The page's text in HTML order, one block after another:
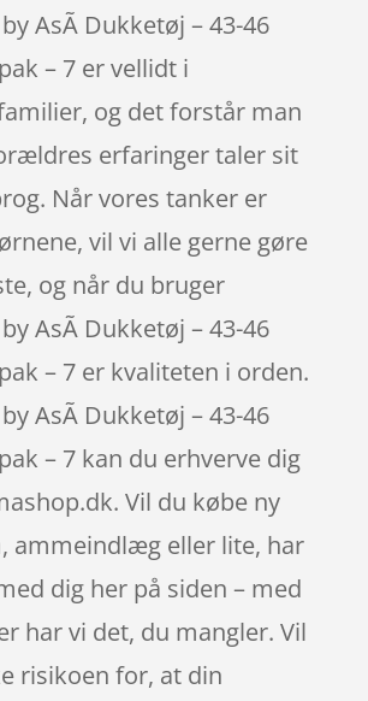
AsÃ­ Dukketøj – 43-46
– 7 er vellidt i
og det forstår man
erfaringer taler sit
Når vores tanker er
vil vi alle gerne gøre
og når du bruger
AsÃ­ Dukketøj – 43-46
– 7 er kvaliteten i orden.
AsÃ­ Dukketøj – 43-46
– 7 kan du erhverve dig
Vil du købe ny
ammeindlæg eller lite, har
dig her på siden – med
har vi det, du mangler. Vil
risikoen for, at din